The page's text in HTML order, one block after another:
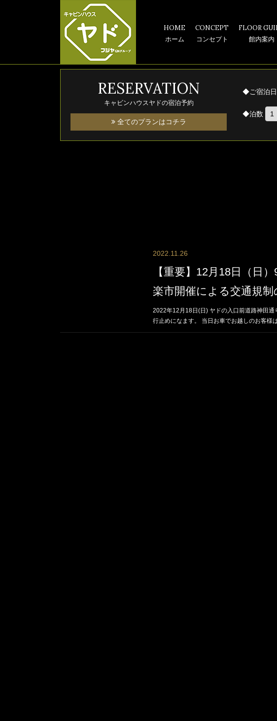
HOME
ホーム
CONCEPT
コンセプト
FLOOR
館内案内
RESERVATION
キャビンハウスヤドの宿泊予約
全てのプランはコチラ
◆ご宿泊日
◆泊数
2022.11.26
【重要】12月18日（日
楽市開催による交通規制
2022年12月18日(日) ヤドの入口前道路神田
行止めになます。 当日お車でお越しのお客